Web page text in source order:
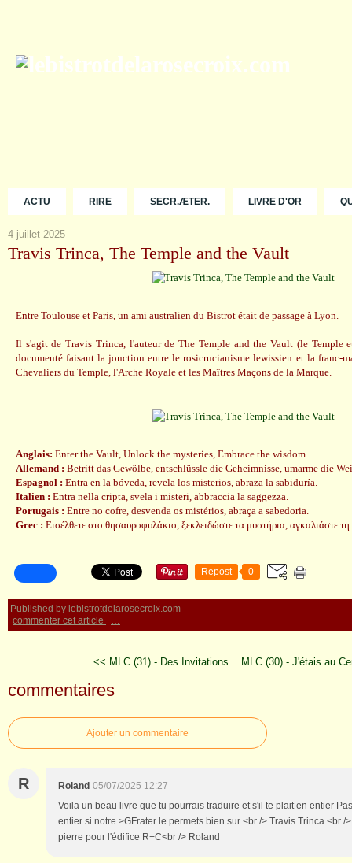
ACTU RIRE SECR.ÆTER. LIVRE D'OR
4 juillet 2025
Travis Trinca, The Temple and the Vault
Entre Toulouse et Paris, un ami australien du Bistrot était de passage à Lyon.
Il s'agit de Travis Trinca, l'auteur de The Temple and the Vault (le Temple
documenté faisant la jonction entre le rosicrucianisme lewissien et la franc-
Chevaliers du Temple, l'Arche Royale et les Maîtres Maçons de la Marque.
Anglais: Enter the Vault, Unlock the mysteries, Embrace the wisdom.
Allemand : Betritt das Gewölbe, entschlüssle die Geheimnisse, umarme die
Espagnol : Entra en la bóveda, revela los misterios, abraza la sabiduría.
Italien : Entra nella cripta, svela i misteri, abbraccia la saggezza.
Portugais : Entre no cofre, desvenda os mistérios, abraça a sabedoria.
Grec : Εισέλθετε στο θησαυροφυλάκιο, ξεκλειδώστε τα μυστήρια, αγκαλιάστε
Repost 0
Published by lebistrotdelarosecroix.com
commenter cet article
…
<< MLC (31) - Des Invitations... MLC (30) - J'étais au
commentaires
Ajouter un commentaire
R Roland 05/07/2025 12:27
Voila un beau livre que tu pourrais traduire et s'il te plait en entier
entier si notre >GFrater le permets bien sur <br /> Travis Trinca <br /
pierre pour l'édifice R+C<br /> Roland